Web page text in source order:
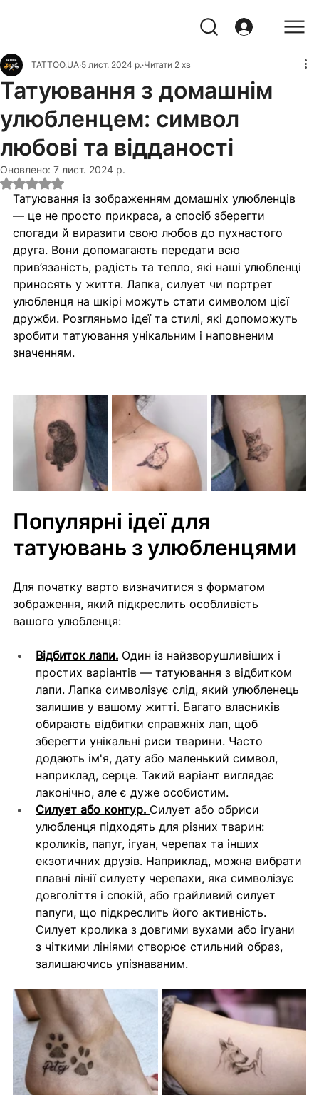
Татуювання з домашнім
улюбленцем: символ
любові та відданості
TATTOO.UA 5 лист. 2024 р. Читати 2 хв
Оновлено: 7 лист. 2024 р.
Оцінка: NaN з 5 зірок.
Татуювання із зображенням домашніх улюбленців
— це не просто прикраса, а спосіб зберегти
спогади й виразити свою любов до пухнастого
друга. Вони допомагають передати всю
прив’язаність, радість та тепло, які наші улюбленці
приносять у життя. Лапка, силует чи портрет
улюбленця на шкірі можуть стати символом цієї
дружби. Розгляньмо ідеї та стилі, які допоможуть
зробити татуювання унікальним і наповненим
значенням.
Популярні ідеї для
татуювань з улюбленцями
Для початку варто визначитися з форматом
зображення, який підкреслить особливість
вашого улюбленця:
Відбиток лапи. Один із найзворушливіших і
простих варіантів — татуювання з відбитком
лапи. Лапка символізує слід, який улюбленець
залишив у вашому житті. Багато власників
обирають відбитки справжніх лап, щоб
зберегти унікальні риси тварини. Часто
додають ім'я, дату або маленький символ,
наприклад, серце. Такий варіант виглядає
лаконічно, але є дуже особистим.
Силует або контур. Силует або обриси
улюбленця підходять для різних тварин:
кроликів, папуг, ігуан, черепах та інших
екзотичних друзів. Наприклад, можна вибрати
плавні лінії силуету черепахи, яка символізує
довголіття і спокій, або грайливий силует
папуги, що підкреслить його активність.
Силует кролика з довгими вухами або ігуани
з чіткими лініями створює стильний образ,
залишаючись упізнаваним.